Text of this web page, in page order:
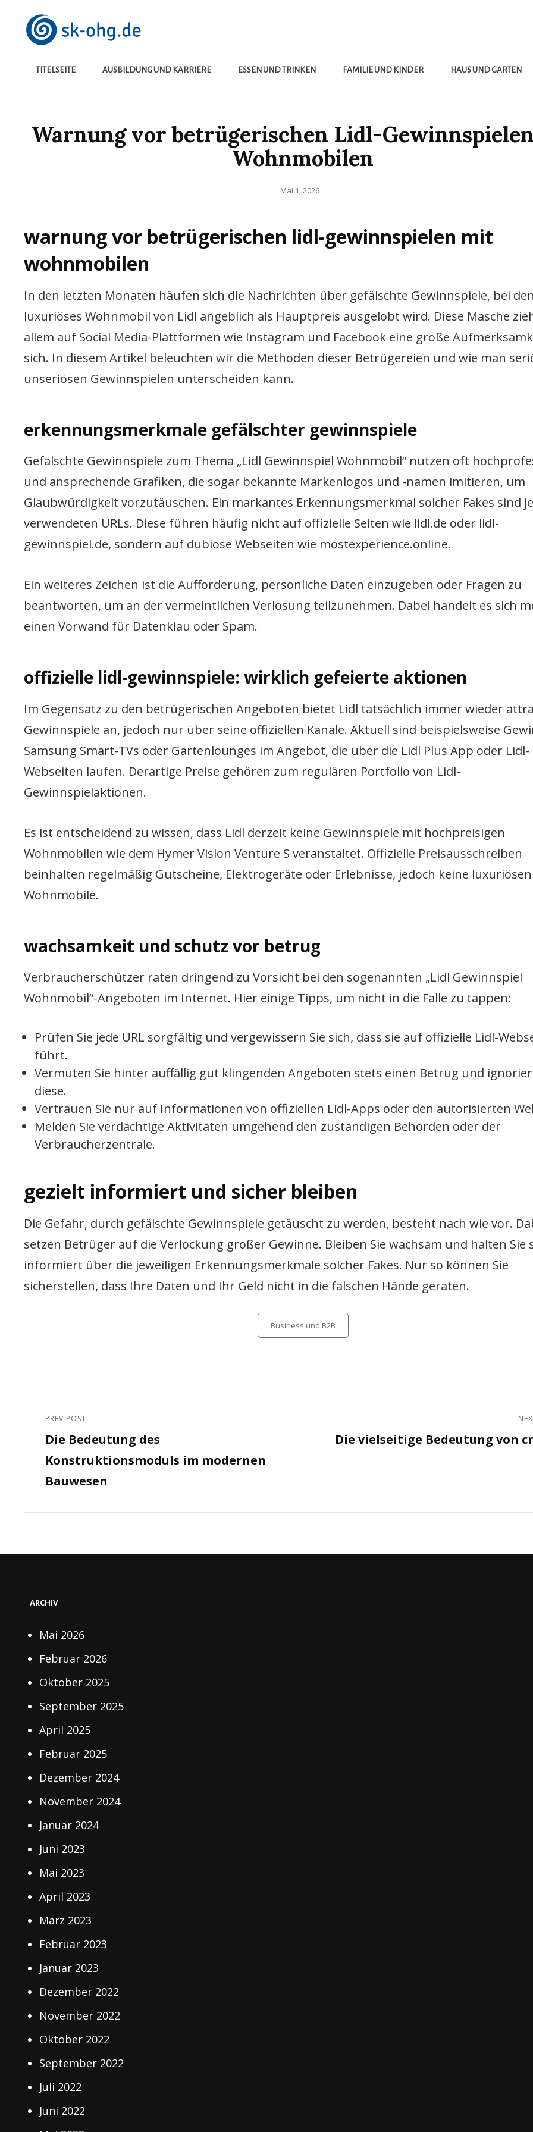
TITELSEITE AUSBILDUNG UND KARRIERE ESSEN UND TRINKEN FAMILIE UND KINDER HAUS UND GARTEN
Warnung vor betrügerischen Lidl-
Wohnmobilen
Posted
Mai 1, 2026
warnung vor betrügerischen lidl-gewinnspielen mit
wohnmobilen
In den letzten Monaten häufen sich die Nachrichten über gefälschte Gewinnspiele, bei
luxuriöses Wohnmobil von Lidl angeblich als Hauptpreis ausgelobt wird. Diese Masche
allem auf Social Media-Plattformen wie Instagram und Facebook eine große
sich. In diesem Artikel beleuchten wir die Methoden dieser Betrügereien und wie man
unseriösen Gewinnspielen unterscheiden kann.
erkennungsmerkmale gefälschter gewinnspiele
Gefälschte Gewinnspiele zum Thema „Lidl Gewinnspiel Wohnmobil“ nutzen oft
und ansprechende Grafiken, die sogar bekannte Markenlogos und -namen imitieren, um
Glaubwürdigkeit vorzutäuschen. Ein markantes Erkennungsmerkmal solcher Fakes sind
verwendeten URLs. Diese führen häufig nicht auf offizielle Seiten wie lidl.de oder lidl-
gewinnspiel.de, sondern auf dubiose Webseiten wie mostexperience.online.
Ein weiteres Zeichen ist die Aufforderung, persönliche Daten einzugeben oder Fragen zu
beantworten, um an der vermeintlichen Verlosung teilzunehmen. Dabei handelt es sich
einen Vorwand für Datenklau oder Spam.
offizielle lidl-gewinnspiele: wirklich gefeierte aktionen
Im Gegensatz zu den betrügerischen Angeboten bietet Lidl tatsächlich immer wieder
Gewinnspiele an, jedoch nur über seine offiziellen Kanäle. Aktuell sind beispielsweise
Samsung Smart-TVs oder Gartenlounges im Angebot, die über die Lidl Plus App oder Lidl-
Webseiten laufen. Derartige Preise gehören zum regulären Portfolio von Lidl-
Gewinnspielaktionen.
Es ist entscheidend zu wissen, dass Lidl derzeit keine Gewinnspiele mit hochpreisigen
Wohnmobilen wie dem Hymer Vision Venture S veranstaltet. Offizielle Preisausschreiben
beinhalten regelmäßig Gutscheine, Elektrogeräte oder Erlebnisse, jedoch keine luxuriösen
Wohnmobile.
wachsamkeit und schutz vor betrug
Verbraucherschützer raten dringend zu Vorsicht bei den sogenannten „Lidl Gewinnspiel
Wohnmobil“-Angeboten im Internet. Hier einige Tipps, um nicht in die Falle zu tappen:
Prüfen Sie jede URL sorgfältig und vergewissern Sie sich, dass sie auf offizielle Lidl-
führt.
Vermuten Sie hinter auffällig gut klingenden Angeboten stets einen Betrug und
diese.
Vertrauen Sie nur auf Informationen von offiziellen Lidl-Apps oder den autorisierten
Melden Sie verdächtige Aktivitäten umgehend den zuständigen Behörden oder der
Verbraucherzentrale.
gezielt informiert und sicher bleiben
Die Gefahr, durch gefälschte Gewinnspiele getäuscht zu werden, besteht nach wie vor.
setzen Betrüger auf die Verlockung großer Gewinne. Bleiben Sie wachsam und halten Sie
informiert über die jeweiligen Erkennungsmerkmale solcher Fakes. Nur so können Sie
sicherstellen, dass Ihre Daten und Ihr Geld nicht in die falschen Hände geraten.
Business und B2B
Previous
Post
PREV POST
Die Bedeutung des
Konstruktionsmoduls im modernen
Bauwesen
Post
Die vielseitige Bedeutung von
ARCHIV
Mai 2026
Februar 2026
Oktober 2025
September 2025
April 2025
Februar 2025
Dezember 2024
November 2024
Januar 2024
Juni 2023
Mai 2023
April 2023
März 2023
Februar 2023
Januar 2023
Dezember 2022
November 2022
Oktober 2022
September 2022
Juli 2022
Juni 2022